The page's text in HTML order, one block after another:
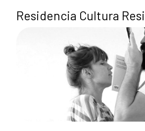
Residencia Cultura